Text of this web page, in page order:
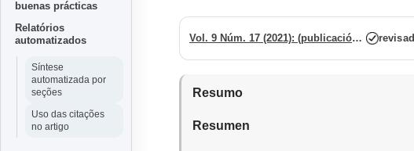
buenas prácticas
Relatórios
automatizados
Síntese
automatizada por
seções
Uso das citações
no artigo
Vol. 9 Núm. 17 (2021): (publicación continua: enero-junio)
Resumo
Resumen